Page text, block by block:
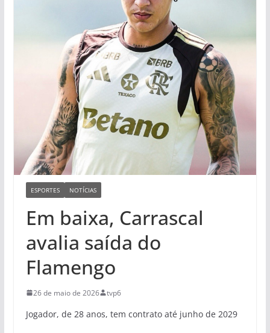
ESPORTES NOTÍCIAS
Em baixa, Carrascal
avalia saída do
Flamengo
26 de maio de 2026 tvp6
Jogador, de 28 anos, tem contrato até junho de 2029